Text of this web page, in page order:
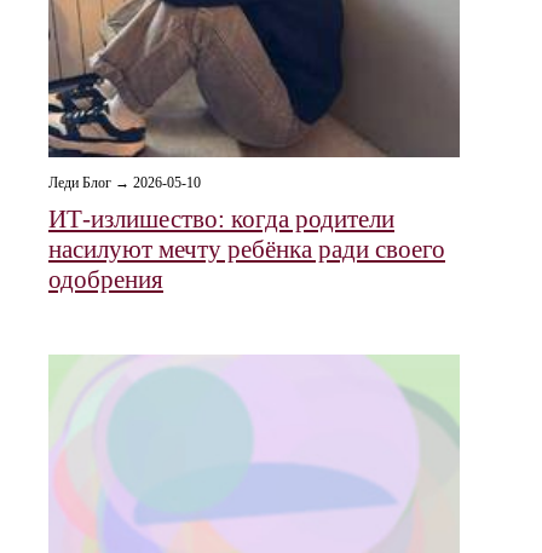
Леди Блог → 2026-05-10
ИТ-излишество: когда родители
насилуют мечту ребёнка ради своего
одобрения